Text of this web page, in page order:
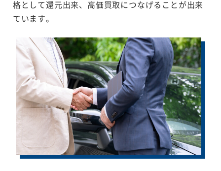
格として還元出来、高価買取につなげることが出来
ています。